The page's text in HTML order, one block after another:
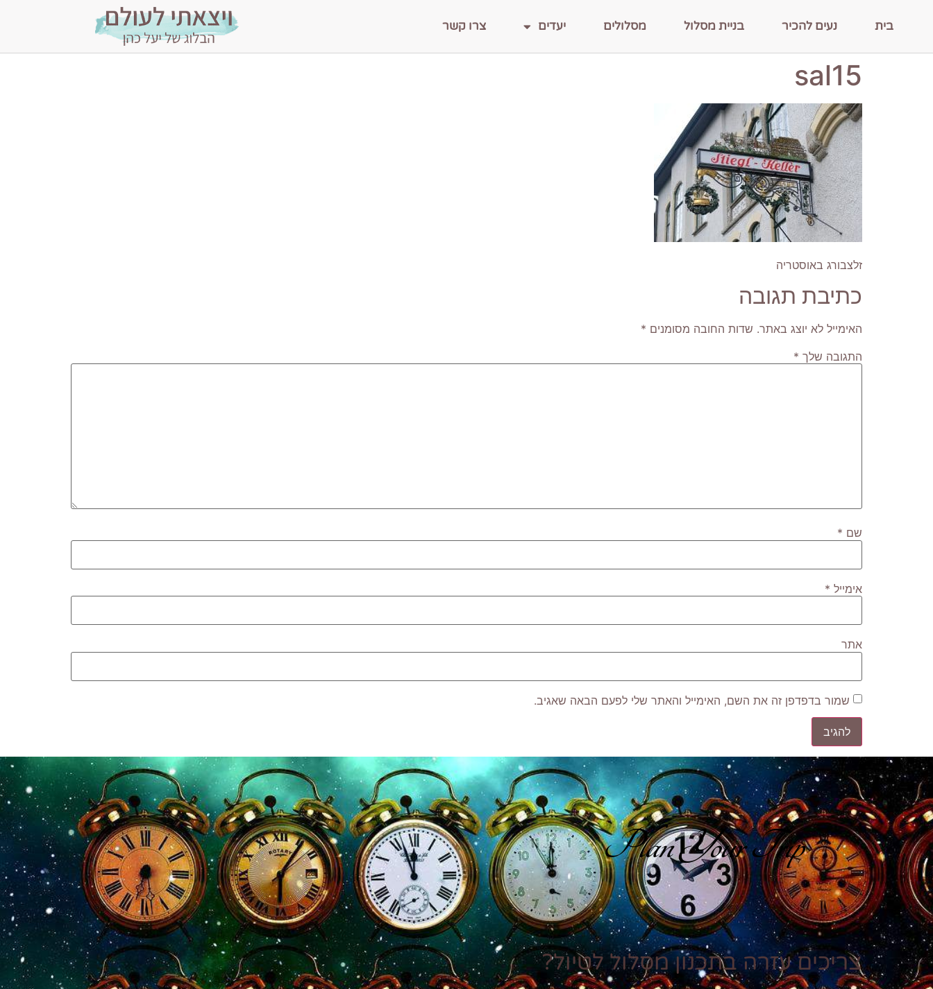
בית נעים להכיר בניית מסלול מסלולים יעדים צרו קשר
sal15
זלצבורג באוסטריה
כתיבת תגובה
האימייל לא יוצג באתר. שדות החובה מסומנים *
התגובה שלך *
שם *
אימייל *
אתר
שמור בדפדפן זה את השם, האימייל והאתר שלי לפעם הבאה שאגיב.
Plan Your Trip
צריכים עזרה בתכנון מסלול לטיול?